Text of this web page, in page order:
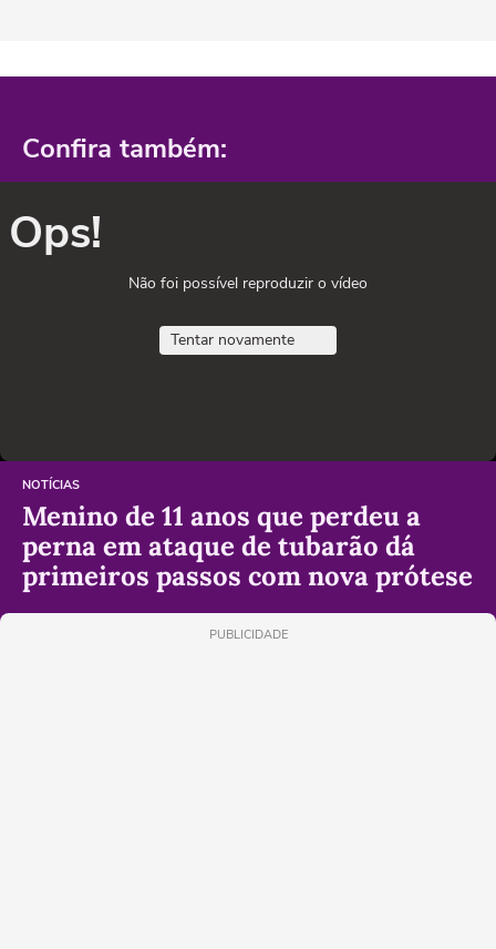
Confira também:
Ops!
Não foi possível reproduzir o vídeo
Tentar novamente
NOTÍCIAS
Menino de 11 anos que perdeu a
perna em ataque de tubarão dá
primeiros passos com nova prótese
PUBLICIDADE